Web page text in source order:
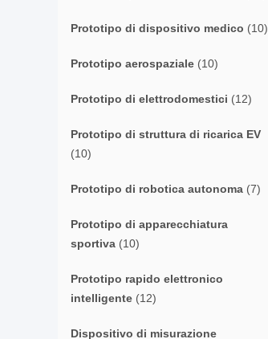
Prototipo di dispositivo medico (10)
Prototipo aerospaziale (10)
Prototipo di elettrodomestici (12)
Prototipo di struttura di ricarica EV
(10)
Prototipo di robotica autonoma (7)
Prototipo di apparecchiatura
sportiva (10)
Prototipo rapido elettronico
intelligente (12)
Dispositivo di misurazione